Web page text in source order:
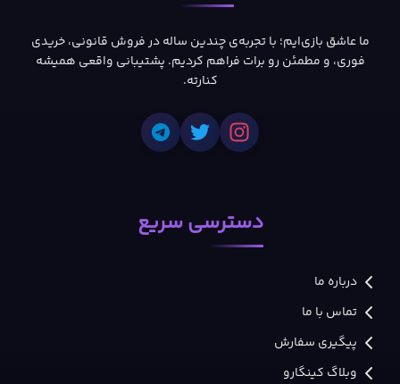
ما عاشق بازی‌ایم؛ با تجربه‌ی چندین ساله در فروش قانونی، خریدی
فوری، و مطمئن رو برات فراهم کردیم. پشتیبانی واقعی همیشه
کنارته.
دسترسی سریع
درباره ما
تماس با ما
پیگیری سفارش
وبلاگ کینگارو